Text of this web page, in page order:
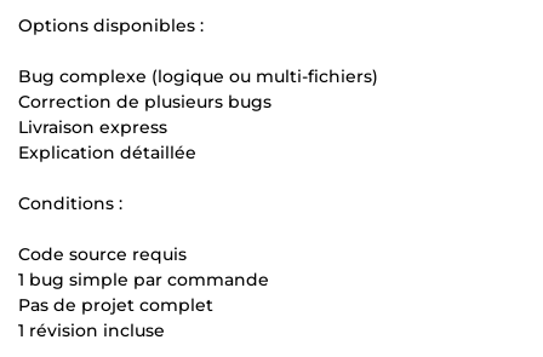
Options disponibles :
Bug complexe (logique ou multi-fichiers)
Correction de plusieurs bugs
Livraison express
Explication détaillée
Conditions :
Code source requis
1 bug simple par commande
Pas de projet complet
1 révision incluse